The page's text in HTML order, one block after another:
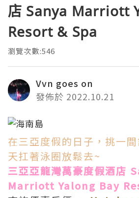
店 Sanya Marriott
Resort & Spa
瀏覽次數:546
Vvn goes on
發佈於 2022.10.21
在三亞度假的日子，挑一
天扛著泳圈放鬆去~
三亞亞龍灣萬豪度假酒店
Marriott Yalong Bay